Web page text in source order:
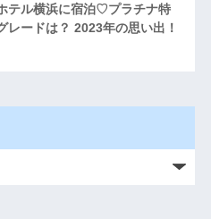
テル横浜に宿泊♡プラチナ特
レードは？ 2023年の思い出！